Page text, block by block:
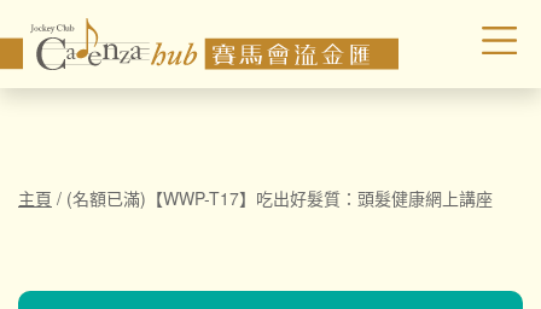
主頁 / (名額已滿)【WWP-T17】吃出好髮質：頭髮健康網上講座